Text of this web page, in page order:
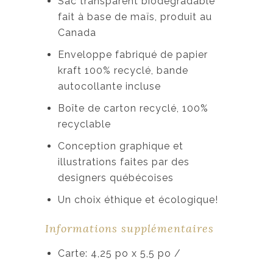
fait à base de maïs, produit au
Canada
Enveloppe fabriqué de papier
kraft 100% recyclé, bande
autocollante incluse
Boîte de carton recyclé, 100%
recyclable
Conception graphique et
illustrations faites par des
designers québécoises
Un choix éthique et écologique!
Informations supplémentaires
Carte: 4,25 po x 5,5 po /